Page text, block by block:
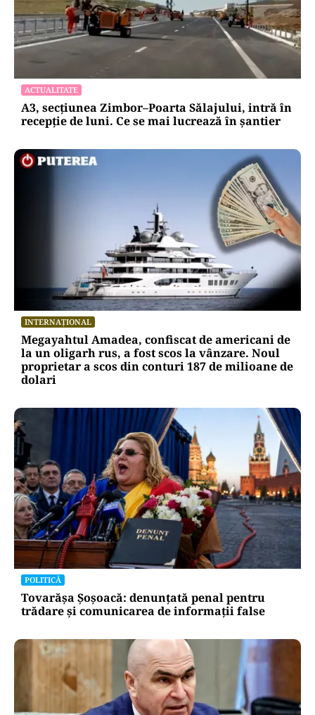
ACTUALITATE
A3, secțiunea Zimbor–Poarta Sălajului, intră în
recepție de luni. Ce se mai lucrează în șantier
INTERNAȚIONAL
Megayahtul Amadea, confiscat de americani de
la un oligarh rus, a fost scos la vânzare. Noul
proprietar a scos din conturi 187 de milioane de
dolari
POLITICĂ
Tovarășa Șoșoacă: denunțată penal pentru
trădare și comunicarea de informații false